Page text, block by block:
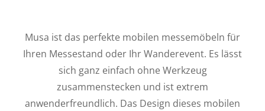
Musa ist das perfekte mobilen messemöbeln für
Ihren Messestand oder Ihr Wanderevent. Es lässt
sich ganz einfach ohne Werkzeug
zusammenstecken und ist extrem
anwenderfreundlich. Das Design dieses mobilen